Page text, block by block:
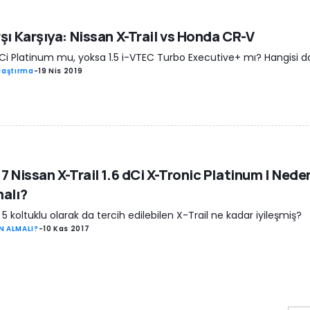
Karşıya: Nissan X-Trail vs Honda CR-V
Platinum mu, yoksa 1.5 i-VTEC Turbo Executive+ mı? Hangisi
-19 Nis 2019
Nissan X-Trail 1.6 dCi X-Tronic Platinum |
5 koltuklu olarak da tercih edilebilen X-Trail ne kadar iyileşmiş?
ALMALI? -10 Kas 2017